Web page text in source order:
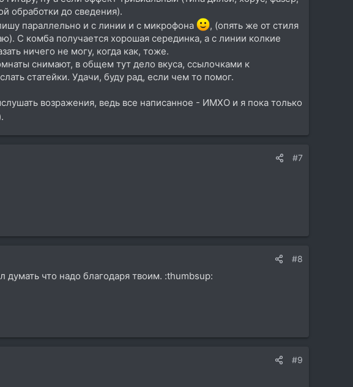
обработки до сведения).
параллельно и с линии и с микрофона
, (опять же от стиля
С комба получается хорошая серединка, а с линии колкие
ничего не могу, когда как, тоже.
снимают, в общем тут дело вкуса, ссылочками к
статейки. Удачи, буду рад, если чем то помог.
возражения, ведь все написанное - ИМХО и я пока только
#7
#8
что надо благодаря твоим. :thumbsup:
#9